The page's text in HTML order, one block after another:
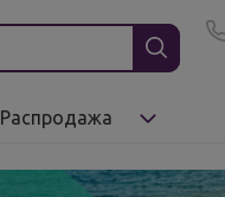
Распродажа